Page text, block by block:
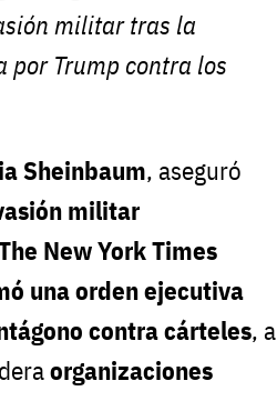
militar tras la
por Trump contra los
Sheinbaum, aseguró
militar
New York Times
una orden ejecutiva
contra cárteles, a
organizaciones